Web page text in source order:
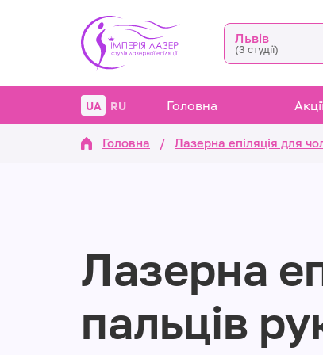
Львів
(3 студії)
UA RU Головна
Головна / Лазерна епіляція для
Лазерна
пальців